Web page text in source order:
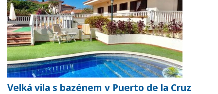
Velká vila s bazénem v Puerto de la Cruz